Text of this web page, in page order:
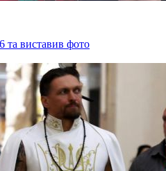
та виставив фото